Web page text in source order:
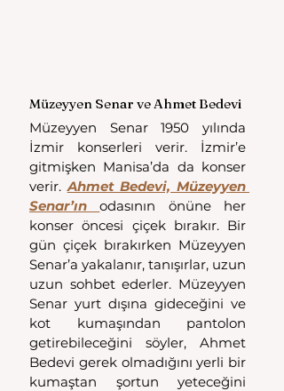
Müzeyyen Senar ve Ahmet Bedevi
Müzeyyen Senar 1950 yılında
İzmir konserleri verir. İzmir’e
gitmişken Manisa’da da konser
verir. Ahmet Bedevi, Müzeyyen
Senar’ın odasının önüne her
konser öncesi çiçek bırakır. Bir
gün çiçek bırakırken Müzeyyen
Senar’a yakalanır, tanışırlar, uzun
uzun sohbet ederler. Müzeyyen
Senar yurt dışına gideceğini ve
kot kumaşından pantolon
getirebileceğini söyler, Ahmet
Bedevi gerek olmadığını yerli bir
kumaştan şortun yeteceğini